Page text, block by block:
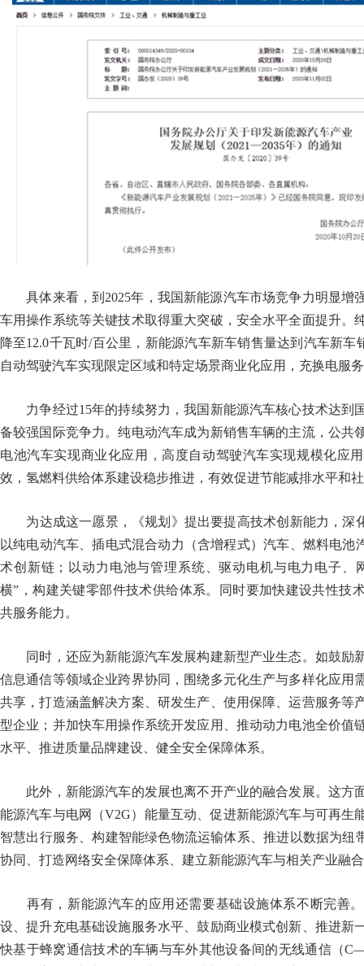
具体来看，到2025年，我国新能源汽车市场竞争力明显增
车用操作系统等关键技术取得重大突破，安全水平全面提升。
降至12.0千瓦时/百公里，新能源汽车新车销售量达到汽车新车
自动驾驶汽车实现限定区域和特定场景商业化应用，充换电服
力争经过15年的持续努力，我国新能源汽车核心技术达到
备较强国际竞争力。纯电动汽车成为新销售车辆的主流，公共
电池汽车实现商业化应用，高度自动驾驶汽车实现规模化应
效，氢燃料供给体系建设稳步推进，有效促进节能减排水平
为达成这一愿景，《规划》提出要提高技术创新能力，深
以纯电动汽车、插电式混合动力（含增程式）汽车、燃料电池
术创新链；以动力电池与管理系统、驱动电机与电力电子、
横”，构建关键零部件技术供给体系。同时要加快建设共性技
共服务能力。
同时，还应为新能源汽车发展构建新型产业生态。如鼓励
信息通信等领域企业跨界协同，围绕多元化生产与多样化应用
共享，打造涵盖解决方案、研发生产、使用保障、运营服务等
型企业；并加快车用操作系统开发应用、推动动力电池全价值
水平、推进质量品牌建设、健全安全保障体系。
此外，新能源汽车的发展也离不开产业的融合发展。这方
能源汽车与电网（V2G）能量互动、促进新能源汽车与可再生
智慧出行服务、构建智能绿色物流运输体系、推进以数据为
协同、打造网络安全保障体系、建立新能源汽车与相关产业融
再有，新能源汽车的应用还需要基础设施体系不断完善。
设、提升充电基础设施服务水平、鼓励商业模式创新、推进新
快基于蜂窝通信技术的车辆与车外其他设备间的无线通信（